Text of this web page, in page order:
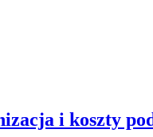
i koszty